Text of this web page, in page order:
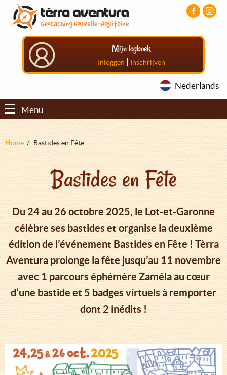
Overslaan
naar
Aller
menu
principal
Aller
pied
Mijn logboek
Inloggen | Inschrijven
Nederlands
Menu
Kruimelpad
Home Bastides en Fête
Bastides en Fête
Du 24 au 26 octobre 2025, le Lot-et-Garonne
célèbre ses bastides et organise la deuxième
édition de l’événement Bastides en Fête ! Tèrra
Aventura prolonge la fête jusqu’au 11 novembre
avec 1 parcours éphémère Zaméla au cœur
d’une bastide et 5 badges virtuels à remporter
dont 2 inédits !